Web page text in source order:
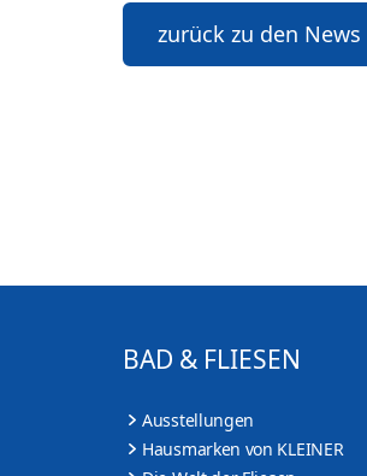
zurück zu den News
BAD & FLIESEN
Ausstellungen
Hausmarken von KLEINER